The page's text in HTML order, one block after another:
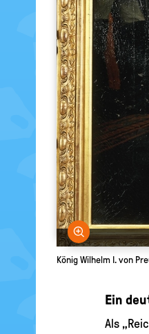
Bild
König Wilhelm I. von
Ein
Als